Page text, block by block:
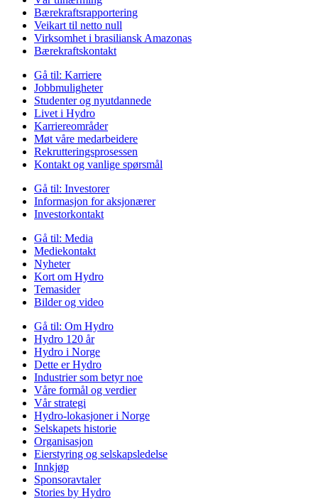
Bærekraftsrapportering
Veikart til netto null
Virksomhet i brasiliansk Amazonas
Bærekraftskontakt
Gå til: Karriere
Jobbmuligheter
Studenter og nyutdannede
Livet i Hydro
Karriereområder
Møt våre medarbeidere
Rekrutteringsprosessen
Kontakt og vanlige spørsmål
Gå til: Investorer
Informasjon for aksjonærer
Investorkontakt
Gå til: Media
Mediekontakt
Nyheter
Kort om Hydro
Temasider
Bilder og video
Gå til: Om Hydro
Hydro 120 år
Hydro i Norge
Dette er Hydro
Industrier som betyr noe
Våre formål og verdier
Vår strategi
Hydro-lokasjoner i Norge
Selskapets historie
Organisasjon
Eierstyring og selskapsledelse
Innkjøp
Sponsoravtaler
Stories by Hydro